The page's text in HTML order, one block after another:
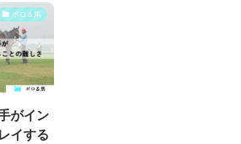
ポロ＆馬
がイン
イする